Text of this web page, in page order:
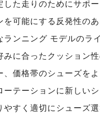
した走りのためにサポ
を可能にする反発性の
ランニング モデルのラ
みに合ったクッション
、価格帯のシューズを
ーテーションに新しい
やすく適切にシューズ